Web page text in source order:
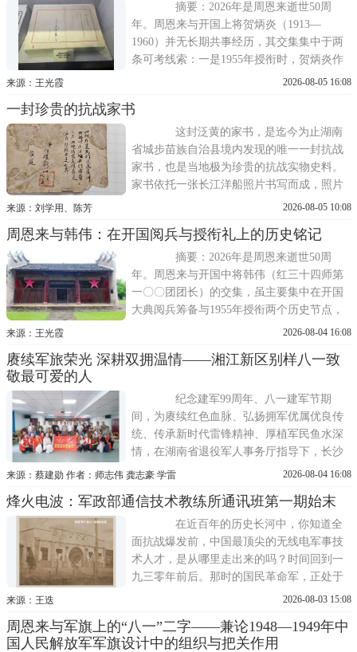
摘要：2026年是周恩来逝世50周
年。周恩来与开国上将贺炳炎（1913—
1960）并无长期共事经历，其交集集中于两
条可考线索：一是1955年授衔时，贺炳炎作
为准兵团级破格授上将。二是1958年春周恩
军区司令员贺炳炎当面交谈并问及陈毅父母
居蓉情况；本文以档案、党史刊物互证，厘
清两人关系定位，以排雷若干网络误传。
来源：王光霞 2026-08-05 16:08
一封珍贵的抗战家书
这封泛黄的家书，是迄今为止湖南
省城步苗族自治县境内发现的唯一一封抗战
家书，也是当地极为珍贵的抗战实物史料。
家书依托一张长江洋船照片书写而成，照片
正面定格了渡江船只的影像，背面寥寥数十
将士的家国情怀与报国初心。
来源：刘学用、陈芳 2026-08-05 10:08
周恩来与韩伟：在开国阅兵与授衔礼上的历史铭记
摘要：2026年是周恩来逝世50周
年。周恩来与开国中将韩伟（红三十四师第
一〇〇团团长）的交集，虽主要集中在开国
大典阅兵筹备与1955年授衔两个历史节点，
却深刻体现了周恩来对湘江战役幸存者的深
始档案与亲历者回忆为依据，还原周恩来在
授中将并嘱托传承陈树湘遗志的史实
来源：王光霞 2026-08-04 16:08
赓续军旅荣光 深耕双拥温情——湘江新区别样八一致
敬最可爱的人
纪念建军99周年、八一建军节期
间，为赓续红色血脉、弘扬拥军优属优良传
统、传承新时代雷锋精神、厚植军民鱼水深
情，在湖南省退役军人事务厅指导下，长沙
市湘江新区退役军人事务局、麓谷街道党工
杂志社湖南通联站等单位共同承办热血铸军
魂八一主题茶话会。辖区现役军人、退役军
人、困难老兵、优秀退役军人代表以
来源：蔡建勋 作者：师志伟 龚志豪 学雷 2026-08-04 16:08
烽火电波：军政部通信技术教练所通讯班第一期始末
在近百年的历史长河中，你知道全
面抗战爆发前，中国最顶尖的无线电军事技
术人才，是从哪里走出来的吗？时间回到一
九三零年前后。那时的国民革命军，正处于
从旧式步兵向现代化技术兵种转变的关键节
信的“理科精英”。
来源：王迭 2026-08-03 15:08
周恩来与军旗上的“八一”二字——兼论1948—1949年中
国人民解放军军旗设计中的组织与把关作用